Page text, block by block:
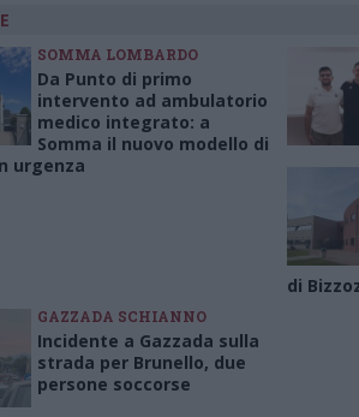
SOMMA LOMBARDO
Da Punto di primo
intervento ad ambulatorio
medico integrato: a
Somma il nuovo modello di
urgenza
di
GAZZADA SCHIANNO
Incidente a Gazzada sulla
strada per Brunello, due
persone soccorse